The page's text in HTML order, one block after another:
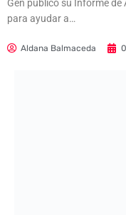
Gen publicó su Informe de
para ayudar a…
Aldana Balmaceda